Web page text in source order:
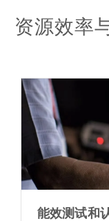
资源效率
能效测试和